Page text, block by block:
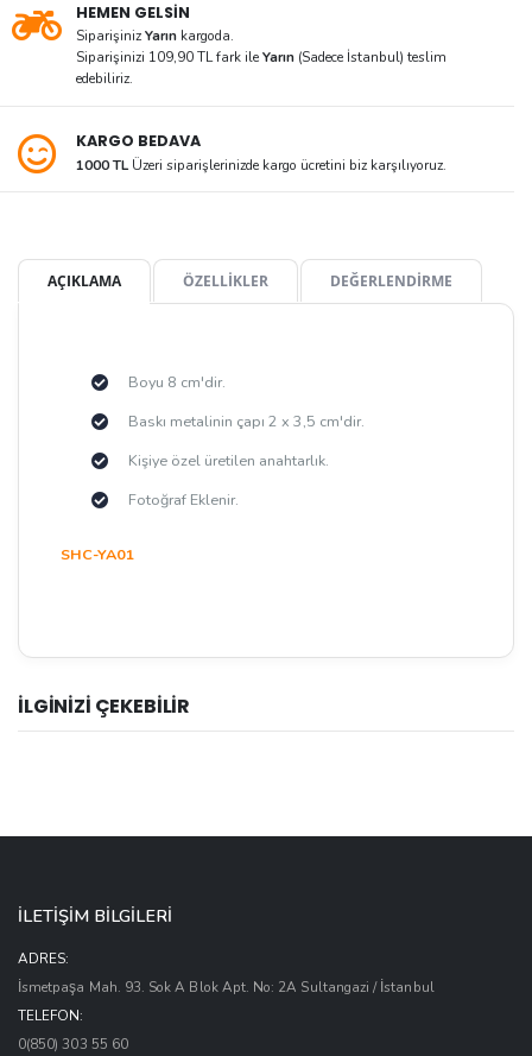
HEMEN GELSİN
SiparişinizYarın kargoda.
Siparişinizi 109,90 TL fark ileYarın (Sadece İstanbul) teslim
edebiliriz.
KARGO BEDAVA
1000 TLÜzeri siparişlerinizde kargo ücretini biz karşılıyoruz.
AÇIKLAMA ÖZELLİKLER DEĞERLENDİRME
Boyu 8 cm'dir.
Baskı metalinin çapı 2 x 3,5 cm'dir.
Kişiye özel üretilen anahtarlık.
Fotoğraf Eklenir.
SHC-YA01
İLGİNİZİ ÇEKEBİLİR
İLETİŞİM BİLGİLERİ
ADRES:
İsmetpaşa Mah. 93. Sok A Blok Apt. No: 2A Sultangazi / İstanbul
TELEFON:
0(850) 303 55 60